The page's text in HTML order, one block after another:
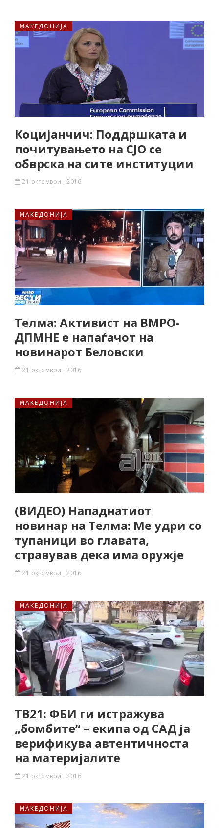
МАКЕДОНИЈА
Коцијанчич: Поддршката и
почитувањето на СЈО се
обврска на сите институции
21 октомври , 2016
МАКЕДОНИЈА
Телма: Активист на ВМРО-
ДПМНЕ е напаѓачот на
новинарот Беловски
21 октомври , 2016
МАКЕДОНИЈА
(ВИДЕО) Нападнатиот
новинар на Телма: Ме удри со
тупаници во главата,
стравував дека има оружје
21 октомври , 2016
МАКЕДОНИЈА
ТВ21: ФБИ ги истражува
„бомбите“ – екипа од САД ја
верификува автентичноста
на материјалите
21 октомври , 2016
МАКЕДОНИЈА